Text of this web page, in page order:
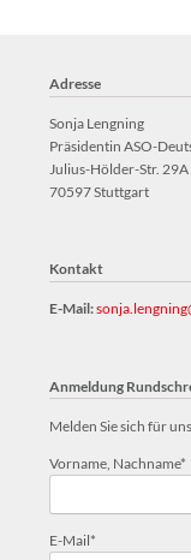
Adresse
Sonja Lengning
Präsidentin ASO-
Julius-Hölder-Str. 29A
70597 Stuttgart
Kontakt
E-Mail:
Anmeldung
Melden Sie sich für
Pflichtfeld
Vorname, Nachname*
Pflichtfeld
E-Mail*